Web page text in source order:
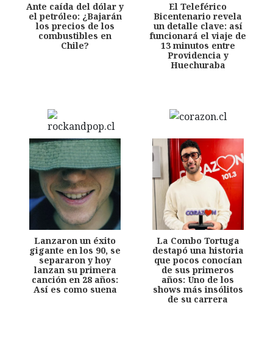
Ante caída del dólar y
el petróleo: ¿Bajarán
los precios de los
combustibles en
Chile?
El Teleférico
Bicentenario revela
un detalle clave: así
funcionará el viaje de
13 minutos entre
Providencia y
Huechuraba
Lanzaron un éxito
gigante en los 90, se
separaron y hoy
lanzan su primera
canción en 28 años:
Así es como suena
La Combo Tortuga
destapó una historia
que pocos conocían
de sus primeros
años: Uno de los
shows más insólitos
de su carrera